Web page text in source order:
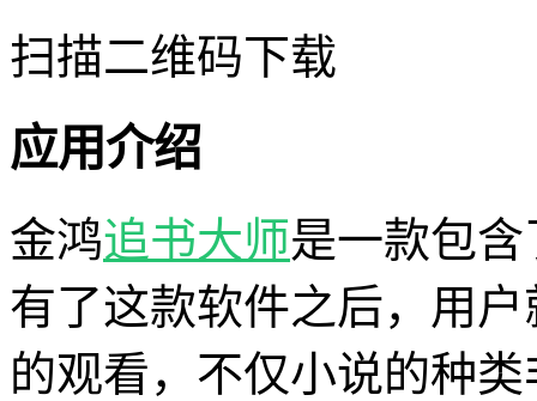
扫描二维码下载
应用介绍
金鸿追书大师是一款包
有了这款软件之后，用
的观看，不仅小说的种